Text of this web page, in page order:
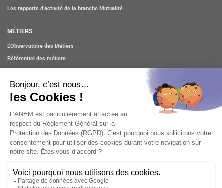
Les rapports d’activité de la branche Mutualité
MÉTIERS
L’Observatoire des Métiers
Référentiel des métiers
Certifications professionnelles
Parcours d’intégration
Politique handicap
ACTUALITÉS
Mentions légales